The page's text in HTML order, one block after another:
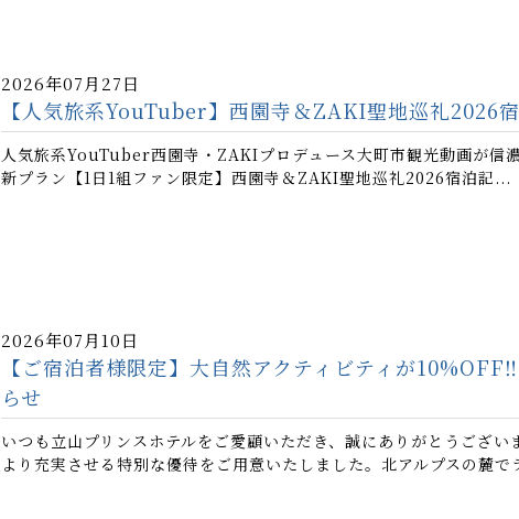
2026年07月27日
【人気旅系YouTuber】西園寺＆ZAKI聖地巡礼2026
人気旅系YouTuber西園寺・ZAKIプロデュース大町市観光動画が信
新プラン【1日1組ファン限定】西園寺＆ZAKI聖地巡礼2026宿泊記...
2026年07月10日
【ご宿泊者様限定】大自然アクティビティが
らせ
いつも立山プリンスホテルをご愛顧いただき、誠にありがとうござ
より充実させる特別な優待をご用意いたしました。北アルプスの麓